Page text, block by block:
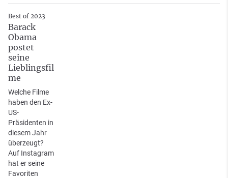
Best of 2023
Barack
Obama
postet
seine
Lieblingsfil
me
Welche Filme
haben den Ex-
US-
Präsidenten in
diesem Jahr
überzeugt?
Auf Instagram
hat er seine
Favoriten